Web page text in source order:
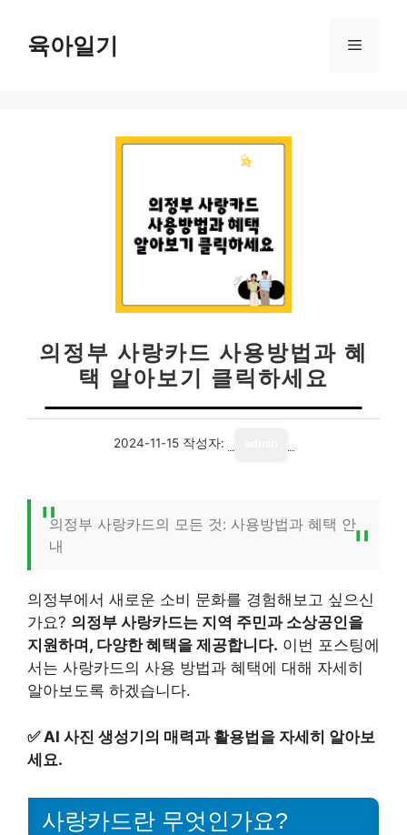
육아일기 메
의정부 사랑카드 사용방법과 혜
택 알아보기 클릭하세요
2024-11-15 작성자:
의정부 사랑카드의 모든 것: 사용방법과 혜택 안
내
의정부에서 새로운 소비 문화를 경험해보고 싶으신
가요? 의정부 사랑카드는 지역 주민과 소상공인을
지원하며, 다양한 혜택을 제공합니다. 이번 포스팅에
서는 사랑카드의 사용 방법과 혜택에 대해 자세히
알아보도록 하겠습니다.
✅ AI 사진 생성기의 매력과 활용법을 자세히 알아보
세요.
사랑카드란 무엇인가요?